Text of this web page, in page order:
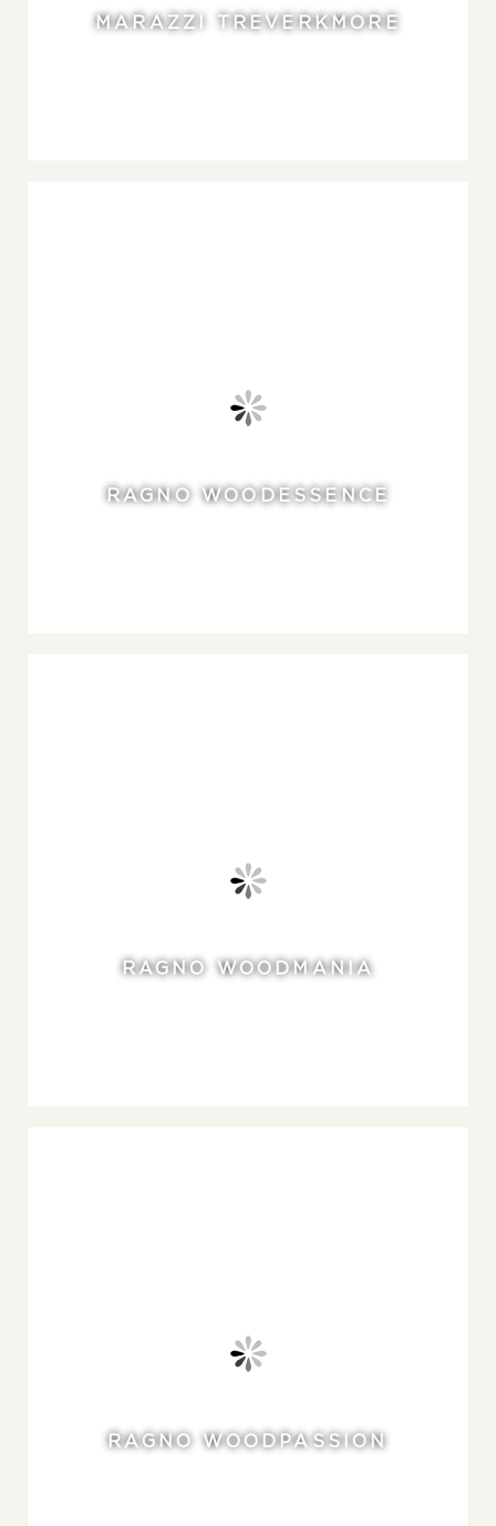
MARAZZI TREVERKMORE
RAGNO WOODESSENCE
RAGNO WOODMANIA
RAGNO WOODPASSION